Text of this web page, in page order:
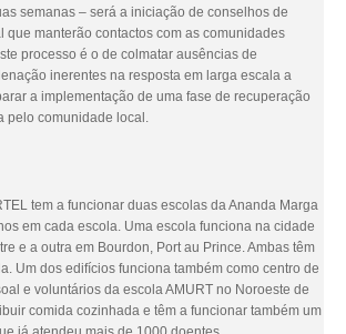
semanas – será a iniciação de conselhos de
que manterão contactos com as comunidades
processo é o de colmatar ausências de
inerentes na resposta em larga escala a
a implementação de uma fase de recuperação
pelo comunidade local.
tem a funcionar duas escolas da Ananda Marga
em cada escola. Uma escola funciona na cidade
e a outra em Bourdon, Port au Prince. Ambas têm
Um dos edifícios funciona também como centro de
e voluntários da escola AMURT no Noroeste de
comida cozinhada e têm a funcionar também um